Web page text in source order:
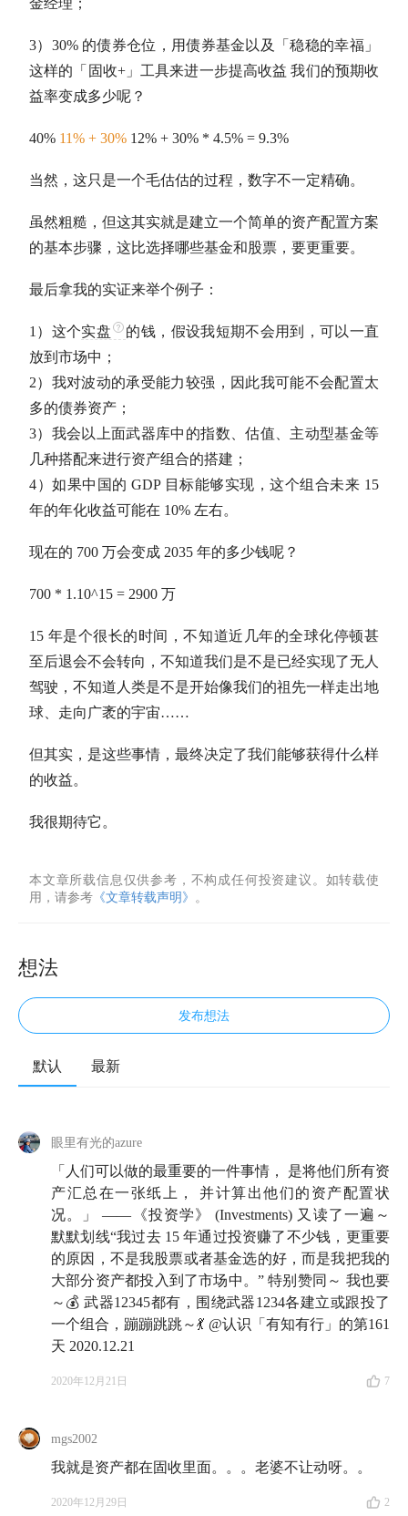
金经理；
3）30% 的债券仓位 ，用债券基金 以及「稳稳的幸福」
这样的「 固收+」工具来进一步提高收益 我们的预期收
益率变成多少呢？
40% 11% + 30% 12% + 30% * 4.5% = 9.3%
当然，这只是一个毛估估的过程，数字不一定精确。
虽然粗糙，但这其实就是建立一个简单的资产配置方案
的基本步骤，这比选择哪些基金和股票，要更重要。
最后拿我的实证来举个例子：
1）这个实盘
的钱，假设我短期不会用到，可以一直
放到市场中；
2）我对波动的承受能力较强，因此我可能不会配置太
多的债券资产；
3）我会以上面武器库中的指数、估值 主动型基金等
几种搭配来进行资产组合的搭建；
4）如果中国的 GDP 目标能够实现，这个组合未来 15
年的年化收益可能在 10% 左右。
现在的 700 万会变成 2035 年的多少钱呢？
700 * 1.10^15 = 2900 万
15 年是个很长的时间，不知道近几年的全球化停顿甚
至后退会不会转向，不知道我们是不是已经实现了无人
驾驶，不知道人类是不是开始像我们的祖先一样走出地
球、走向广袤的宇宙……
但其实，是这些事情，最终决定了我们能够获得什么样
的收益。
我很期待它。
本文章所载信息仅供参考，不构成任何投资建议。如转载使
用，请参考 《文章转载声明》 。
想法
发布想法
默认 最新
眼里有光的azure
「人们可以做的最重要的一件事情， 是将他们所有资
产汇总在一张纸上， 并计算出他们的资产配置状
况。」 ——《投资学》 (Investments) 又读了一遍～
默默划线“我过去 15 年通过投资赚了不少钱，更重要
的原因，不是我股票或者基金选的好，而是我把我的
大部分资产都投入到了市场中。” 特别赞同～ 我也要
～💰 武器12345都有，围绕武器1234各建立或跟投了
一个组合，蹦蹦跳跳～💃 @认识「有知有行」的第161
天 2020.12.21
2020年12月21日 7
mgs2002
我就是资产都在固收里面。。。老婆不让动呀。。
2020年12月29日 2